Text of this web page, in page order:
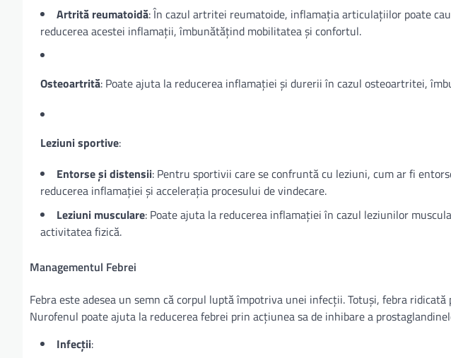
Artrită reumatoidă: În cazul artritei reumatoide, inflamația articulațiilor poate
reducerea acestei inflamații, îmbunătățind mobilitatea și confortul.
Osteoartrită: Poate ajuta la reducerea inflamației și durerii în cazul osteoartritei,
Leziuni sportive:
Entorse și distensii: Pentru sportivii care se confruntă cu leziuni, cum ar fi
reducerea inflamației și accelerația procesului de vindecare.
Leziuni musculare: Poate ajuta la reducerea inflamației în cazul leziunilor
activitatea fizică.
Managementul Febrei
Febra este adesea un semn că corpul luptă împotriva unei infecții. Totuși, febra
Nurofenul poate ajuta la reducerea febrei prin acțiunea sa de inhibare a
Infecții: